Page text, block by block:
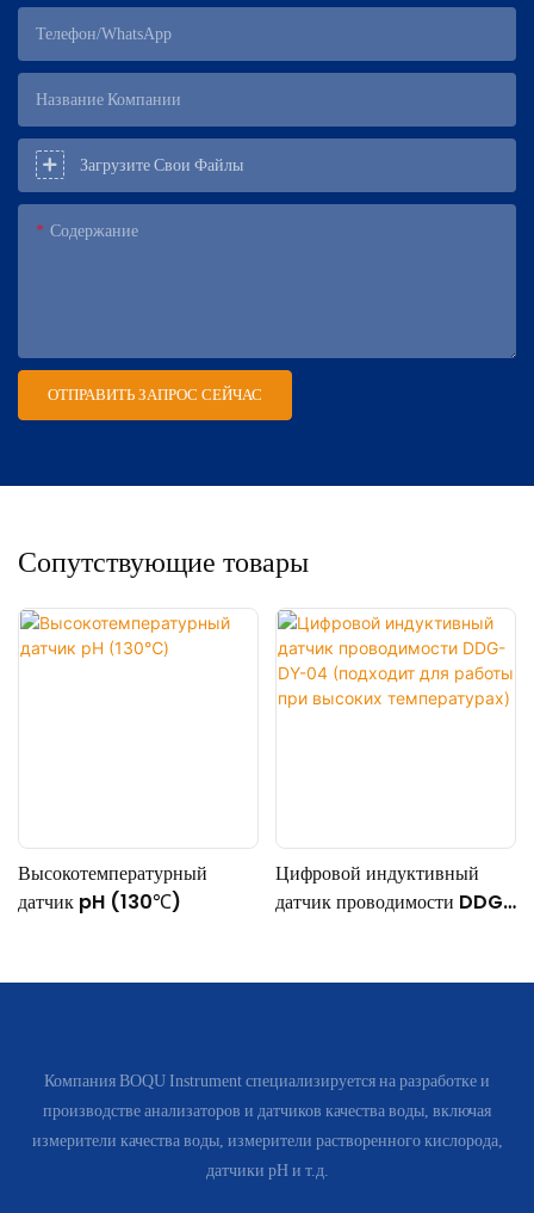
Телефон/WhatsApp
Название Компании
Загрузите Свои Файлы
Содержание
ОТПРАВИТЬ ЗАПРОС СЕЙЧАС
Сопутствующие товары
Высокотемпературный
датчик pH (130℃)
Цифровой индуктивный
датчик проводимости DDG-
температурах)
Компания BOQU Instrument специализируется на разработке и
производстве анализаторов и датчиков качества воды, включая
измерители качества воды, измерители растворенного кислорода,
датчики pH и т.д.